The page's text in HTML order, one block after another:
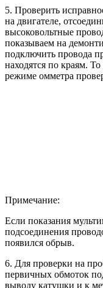
5. Проверить
на двигателе,
высоковольтные
показываем на
подключить провода
находятся по краям.
режиме омметра
Примечание:
Если показания
подсоединения
появился обрыв.
6. Для проверки на
первичных обмоток
выводу катушки и к